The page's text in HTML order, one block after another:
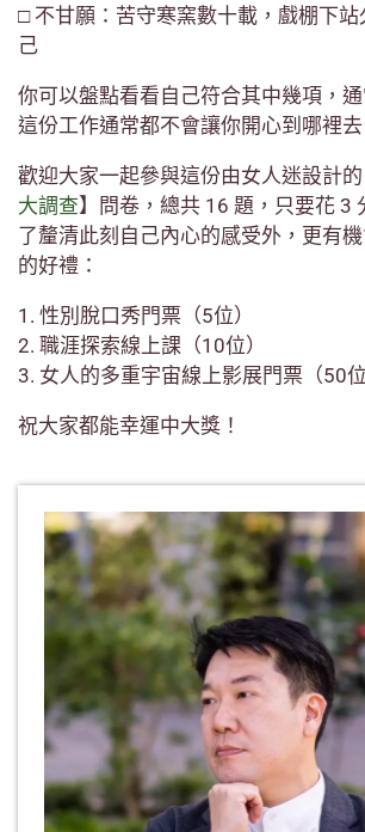
□ 不甘願：苦守寒窯數十載，戲棚下站
己
你可以盤點看看自己符合其中幾項，通
這份工作通常都不會讓你開心到哪裡
歡迎大家一起參與這份由女人迷設計
大調查】問卷，總共 16 題，只要花 3
了釐清此刻自己內心的感受外，更有
的好禮：
1. 性別脫口秀門票（5位）
2. 職涯探索線上課（10位）
3. 女人的多重宇宙線上影展門票（50位
祝大家都能幸運中大獎！